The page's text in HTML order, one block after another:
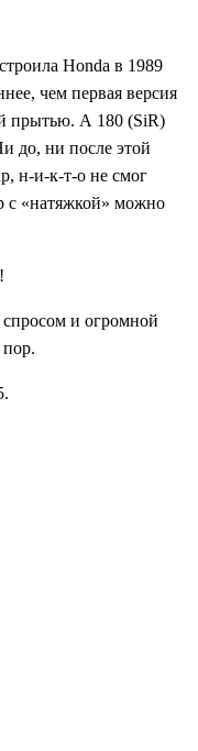
Honda в 1989
чем первая версия
прытью. А 180 (SiR)
до, ни после этой
н-и-к-т-о не смог
с «натяжкой» можно
и огромной